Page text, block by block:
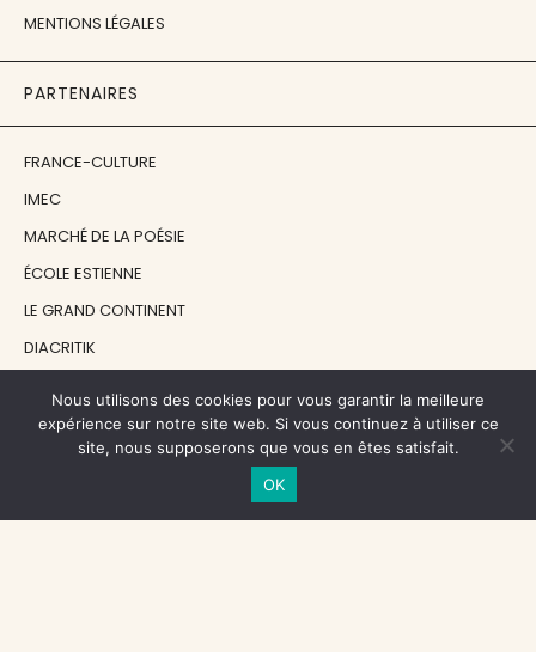
MENTIONS LÉGALES
PARTENAIRES
FRANCE-CULTURE
IMEC
MARCHÉ DE LA POÉSIE
ÉCOLE ESTIENNE
LE GRAND CONTINENT
DIACRITIK
NOS SOUTIENS
CENTRE NATIONAL DU LIVRE
Nous utilisons des cookies pour vous garantir la meilleure
expérience sur notre site web. Si vous continuez à utiliser ce
site, nous supposerons que vous en êtes satisfait.
OK